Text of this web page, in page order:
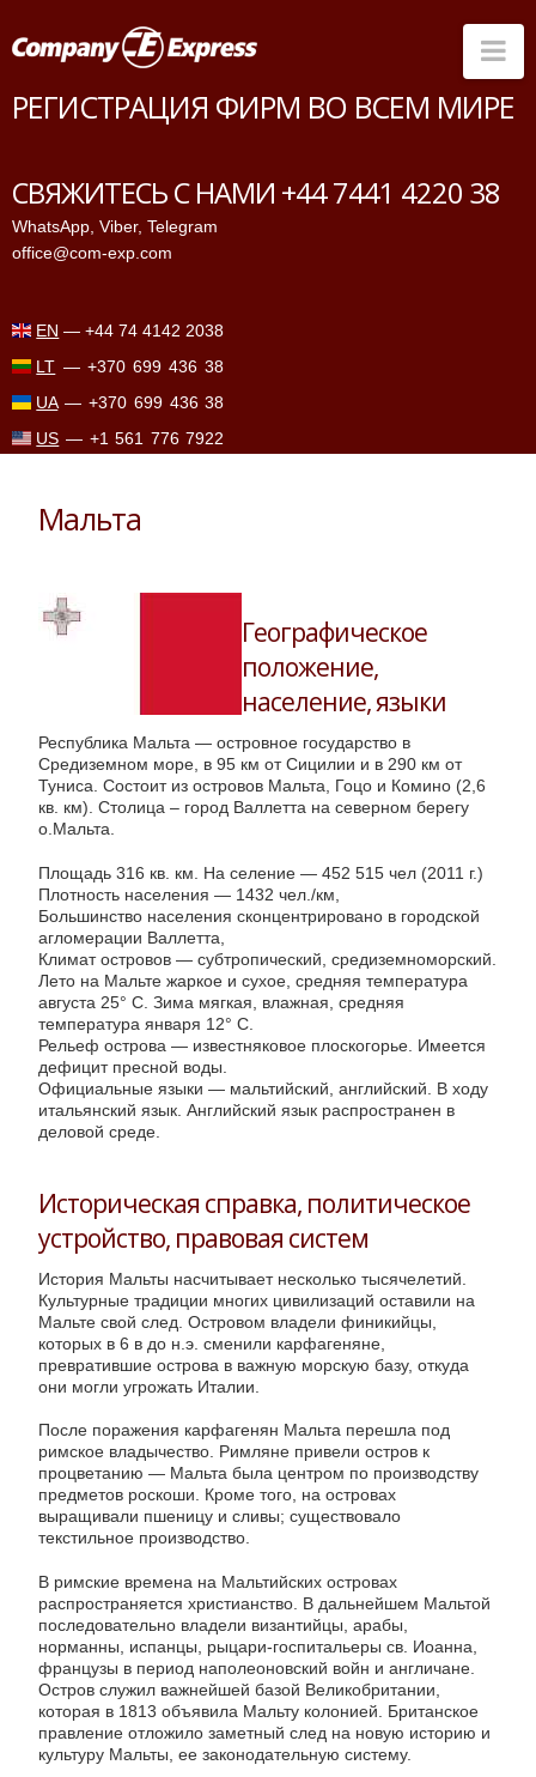
Услуги
Прайс-лист
Контакты
FAQ
РЕГИСТРАЦИЯ ФИРМ ВО ВСЕМ МИРЕ
СВЯЖИТЕСЬ С НАМИ +44 7441 4220 38
WhatsApp ,Viber,Telegram
office@com-exp.com
EN —+44 74 4142 2038
LT — +370 699 436 38
UA— +370 699 436 38
US — +1 561 776 7922
Мальта
Географическое
положение,
население, языки
Республика Мальта — островное государство в
Средиземном море, в 95 км от Сицилии и в 290 км от
Туниса. Состоит из островов Мальта, Гоцо и Комино (2,6
кв. км). Столица – город Валлетта на северном берегу
о.Мальта.
Площадь 316 кв. км. На селение — 452 515 чел (2011 г.)
Плотность населения — 1432 чел./км,
Большинство населения сконцентрировано в городской
агломерации Валлетта,
Климат островов — субтропический, средиземноморский.
Лето на Мальте жаркое и сухое, средняя температура
августа 25° C. Зима мягкая, влажная, средняя
температура января 12° C.
Рельеф острова — известняковое плоскогорье. Имеется
дефицит пресной воды.
Официальные языки — мальтийский, английский. В ходу
итальянский язык. Английский язык распространен в
деловой среде.
Историческая справка, политическое
устройство, правовая систем
История Мальты насчитывает несколько тысячелетий.
Культурные традиции многих цивилизаций оставили на
Мальте свой след. Островом владели финикийцы,
которых в 6 в до н.э. сменили карфагеняне,
превратившие острова в важную морскую базу, откуда
они могли угрожать Италии.
После поражения карфагенян Мальта перешла под
римское владычество. Римляне привели остров к
процветанию — Мальта была центром по производству
предметов роскоши. Кроме того, на островах
выращивали пшеницу и сливы; существовало
текстильное производство.
В римские времена на Мальтийских островах
распространяется христианство. В дальнейшем Мальтой
последовательно владели византийцы, арабы,
норманны, испанцы, рыцари-госпитальеры св. Иоанна,
французы в период наполеоновский войн и англичане.
Остров служил важнейшей базой Великобритании,
которая в 1813 объявила Мальту колонией. Британское
правление отложило заметный след на новую историю и
культуру Мальты, ее законодательную систему.